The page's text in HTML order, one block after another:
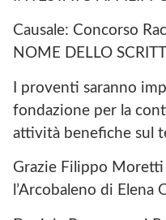
Causale: Concorso
NOME DELLO
I proventi saranno
fondazione per la
attività benefiche sul
Grazie Filippo Moretti
l’Arcobaleno di Elena